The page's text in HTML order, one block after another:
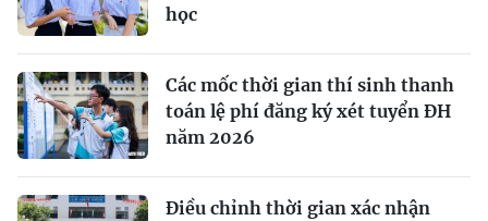
học
Các mốc thời gian thí sinh thanh
toán lệ phí đăng ký xét tuyển ĐH
năm 2026
Điều chỉnh thời gian xác nhận